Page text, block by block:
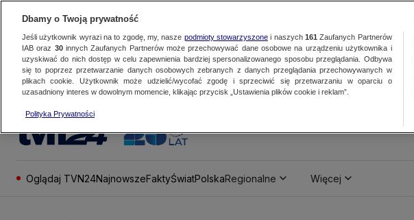
Oglądaj TVN24NajnowszeFaktyŚwiatPolskaRegionalne Więcej
Dbamy o Twoją prywatność
Jeśli użytkownik wyrazi na to zgodę, my, nasze podmioty stowarzyszonei naszych 161 Zaufanych Partnerów
IAB oraz 30innych Zaufanych Partnerów może przechowywać dane osobowe na urządzeniu użytkownika i
uzyskiwać do nich dostęp w celu zapewnienia bardziej spersonalizowanego sposobu przeglądania. Odbywa
się to poprzez przetwarzanie danych osobowych zebranych z danych przeglądania przechowywanych w
plikach cookie. Użytkownik może udzielić/wycofać zgodę i sprzeciwić się przetwarzaniu w oparciu o
uzasadniony interes w dowolnym momencie, klikając przycisk „Ustawienia plików cookie i reklam”.
Polityka Prywatności